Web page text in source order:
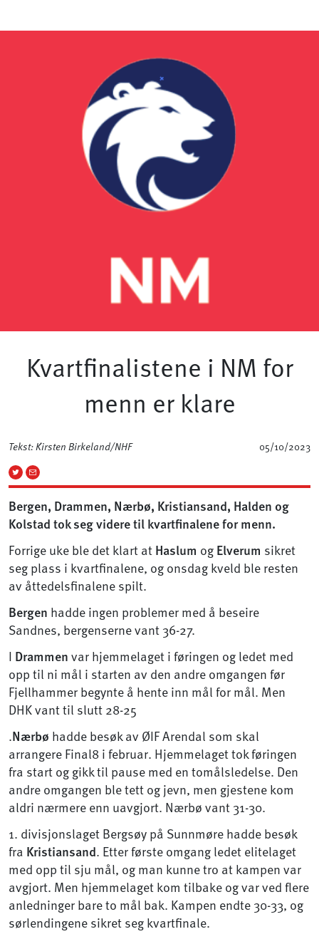
Kvartfinalistene i NM for
menn er klare
Tekst: Kirsten Birkeland/NHF 05/10/2023
Bergen, Drammen, Nærbø, Kristiansand, Halden og
Kolstad tok seg videre til kvartfinalene for menn.
Forrige uke ble det klart at Haslum og Elverum sikret
seg plass i kvartfinalene, og onsdag kveld ble resten
av åttedelsfinalene spilt.
Bergen hadde ingen problemer med å beseire
Sandnes, bergenserne vant 36-27.
I Drammen var hjemmelaget i føringen og ledet med
opp til ni mål i starten av den andre omgangen før
Fjellhammer begynte å hente inn mål for mål. Men
DHK vant til slutt 28-25
.Nærbø hadde besøk av ØIF Arendal som skal
arrangere Final8 i februar. Hjemmelaget tok føringen
fra start og gikk til pause med en tomålsledelse. Den
andre omgangen ble tett og jevn, men gjestene kom
aldri nærmere enn uavgjort. Nærbø vant 31-30.
1. divisjonslaget Bergsøy på Sunnmøre hadde besøk
fra Kristiansand. Etter første omgang ledet elitelaget
med opp til sju mål, og man kunne tro at kampen var
avgjort. Men hjemmelaget kom tilbake og var ved flere
anledninger bare to mål bak. Kampen endte 30-33, og
sørlendingene sikret seg kvartfinale.